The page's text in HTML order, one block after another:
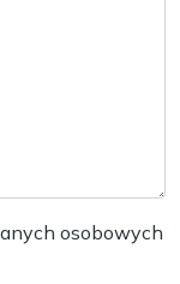
osobowych